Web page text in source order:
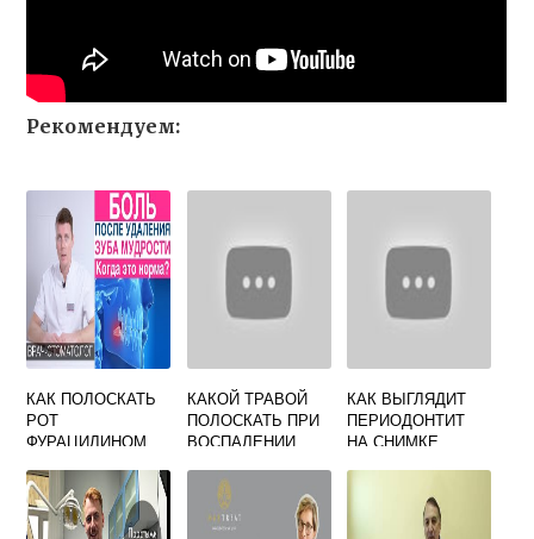
Рекомендуем:
КАК ПОЛОСКАТЬ
РОТ
ФУРАЦИЛИНОМ
ВОСПАЛЕНИИ
ДЕСЕН ПОСЛЕ
УДАЛЕНИЯ ЗУБА
КАКОЙ ТРАВОЙ
ПОЛОСКАТЬ ПРИ
ВОСПАЛЕНИИ
КАК ВЫГЛЯДИТ
ПЕРИОДОНТИТ
НА СНИМКЕ